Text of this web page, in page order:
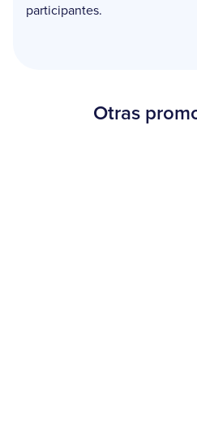
participantes.
Otras